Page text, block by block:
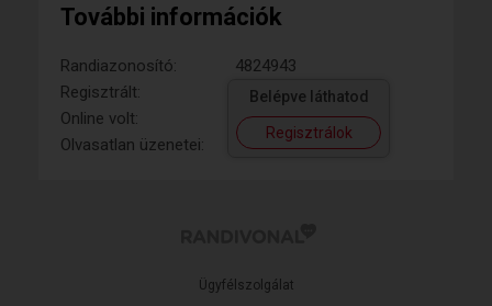
További információk
Randiazonosító:
4824943
Regisztrált:
Online volt:
Olvasatlan üzenetei:
Belépve láthatod
Regisztrálok
Ügyfélszolgálat